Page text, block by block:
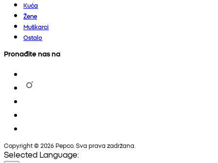
Kuća
Žene
Muškarci
Ostalo
Pronađite nas na
Copyright © 2026 Pepco. Sva prava zadržana.
Selected Language: